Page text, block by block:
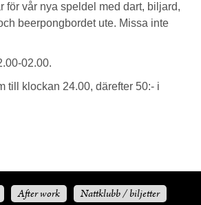
för vår nya speldel med dart, biljard,
beerpongbordet ute. Missa inte
02.00.
till klockan 24.00, därefter 50:- i
After work
Nattklubb / biljetter